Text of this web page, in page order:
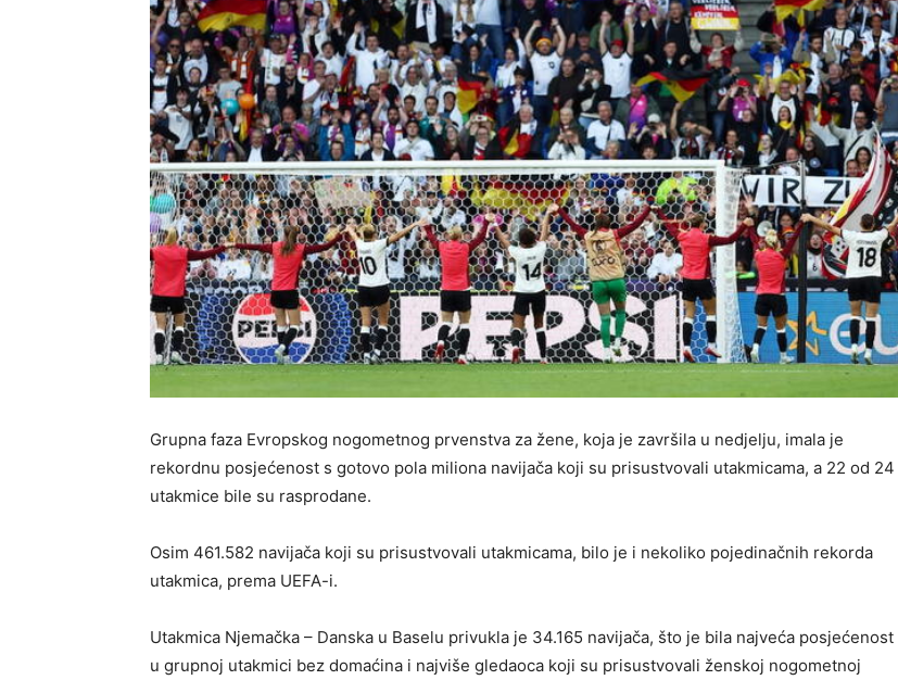
Grupna faza Evropskog nogometnog prvenstva za žene, koja je završila u nedjelju, imala je
rekordnu posjećenost s gotovo pola miliona navijača koji su prisustvovali utakmicama, a 22 od 24
utakmice bile su rasprodane.
Osim 461.582 navijača koji su prisustvovali utakmicama, bilo je i nekoliko pojedinačnih rekorda
utakmica, prema UEFA-i.
Utakmica Njemačka – Danska u Baselu privukla je 34.165 navijača, što je bila najveća posjećenost
u grupnoj utakmici bez domaćina i najviše gledaoca koji su prisustvovali ženskoj nogometnoj